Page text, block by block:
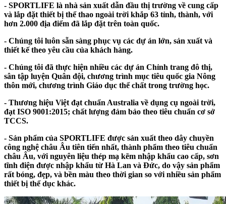
- SPORTLIFE là nhà sản xuất dẫn đầu thị trường về cung cấp
và lắp đặt thiết bị thể thao ngoài trời khắp 63 tỉnh, thành, với
hơn 2.000 địa điểm đã lắp đặt trên toàn quốc.
- Chúng tôi luôn sẵn sàng phục vụ các dự án lớn, sản xuất và
thiết kế theo yêu cầu của khách hàng.
- Chúng tôi đã thực hiện nhiều các dự án Chỉnh trang đô thị,
sân tập luyện Quân đội, chương trình mục tiêu quốc gia Nông
thôn mới, chương trình Giáo dục thể chất trong trường học.
- Thương hiệu Việt đạt chuẩn Australia về dụng cụ ngoài trời,
đạt ISO 9001:2015; chất lượng đảm bảo theo tiêu chuẩn cơ sở
TCCS.
- Sản phẩm của SPORTLIFE được sản xuất theo dây chuyền
công nghệ châu Âu tiên tiến nhất, thành phẩm theo tiêu chuẩn
châu Âu, với nguyên liệu thép mạ kẽm nhập khẩu cao cấp, sơn
tĩnh điện được nhập khẩu từ Hà Lan và Đức, do vậy sản phẩm
rất bóng, đẹp, và bền màu theo thời gian so với nhiều sản phẩm
thiết bị thể dục khác.